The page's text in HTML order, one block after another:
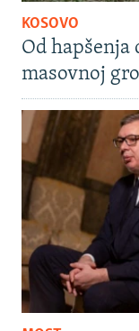
KOSOVO
Od hapšenja
masovnoj